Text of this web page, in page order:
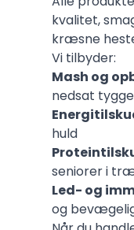
kvalitet,
kræsne
Vi tilbyder:
Mash og
nedsat
huld
seniorer i
Led- og
og